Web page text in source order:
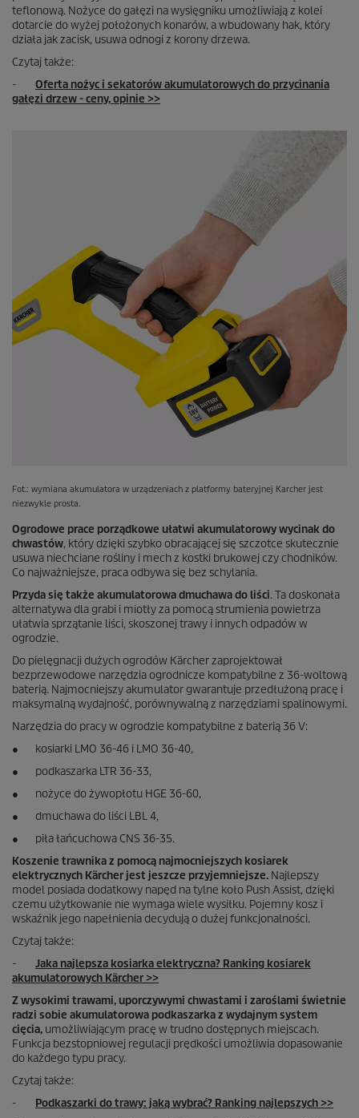
teflonową. Nożyce do gałęzi na wysięgniku umożliwiają z kolei
dotarcie do wyżej położonych konarów, a wbudowany hak, który
działa jak zacisk, usuwa odnogi z korony drzewa.
Czytaj także:
- Oferta nożyc i sekatorów akumulatorowych do przycinania
gałęzi drzew - ceny, opinie >>
Fot.: wymiana akumulatora w urządzeniach z platformy bateryjnej Karcher jest
niezwykle prosta.
Ogrodowe prace porządkowe ułatwi akumulatorowy wycinak do
chwastów, który dzięki szybko obracającej się szczotce skutecznie
usuwa niechciane rośliny i mech z kostki brukowej czy chodników.
Co najważniejsze, praca odbywa się bez schylania.
Przyda się także akumulatorowa dmuchawa do liści. Ta doskonała
alternatywa dla grabi i miotły za pomocą strumienia powietrza
ułatwia sprzątanie liści, skoszonej trawy i innych odpadów w
ogrodzie.
Do pielęgnacji dużych ogrodów Kärcher zaprojektował
bezprzewodowe narzędzia ogrodnicze kompatybilne z 36-woltową
baterią. Najmocniejszy akumulator gwarantuje przedłużoną pracę i
maksymalną wydajność, porównywalną z narzędziami spalinowymi.
Narzędzia do pracy w ogrodzie kompatybilne z baterią 36 V:
● kosiarki LMO 36-46 i LMO 36-40,
● podkaszarka LTR 36-33,
● nożyce do żywopłotu HGE 36-60,
● dmuchawa do liści LBL 4,
● piła łańcuchowa CNS 36-35.
Koszenie trawnika z pomocą najmocniejszych kosiarek
elektrycznych Kärcher jest jeszcze przyjemniejsze. Najlepszy
model posiada dodatkowy napęd na tylne koło Push Assist, dzięki
czemu użytkowanie nie wymaga wiele wysiłku. Pojemny kosz i
wskaźnik jego napełnienia decydują o dużej funkcjonalności.
Czytaj także:
- Jaka najlepsza kosiarka elektryczna? Ranking kosiarek
akumulatorowych Kärcher >>
Z wysokimi trawami, uporczywymi chwastami i zaroślami świetnie
radzi sobie akumulatorowa podkaszarka z wydajnym system
cięcia, umożliwiającym pracę w trudno dostępnych miejscach.
Funkcja bezstopniowej regulacji prędkości umożliwia dopasowanie
do każdego typu pracy.
Czytaj także:
- Podkaszarki do trawy: jaką wybrać? Ranking najlepszych >>